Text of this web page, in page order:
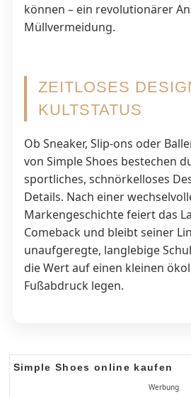
können – ein revolutionärer
Müllvermeidung.
ZEITLOSES
KULTSTATUS
Ob Sneaker, Slip-ons oder
von Simple Shoes bestechen
sportliches, schnörkelloses
Details. Nach einer
Markengeschichte feiert das
Comeback und bleibt seiner
unaufgeregte, langlebige
die Wert auf einen kleinen
Fußabdruck legen.
Simple Shoes online kaufen
Werbung